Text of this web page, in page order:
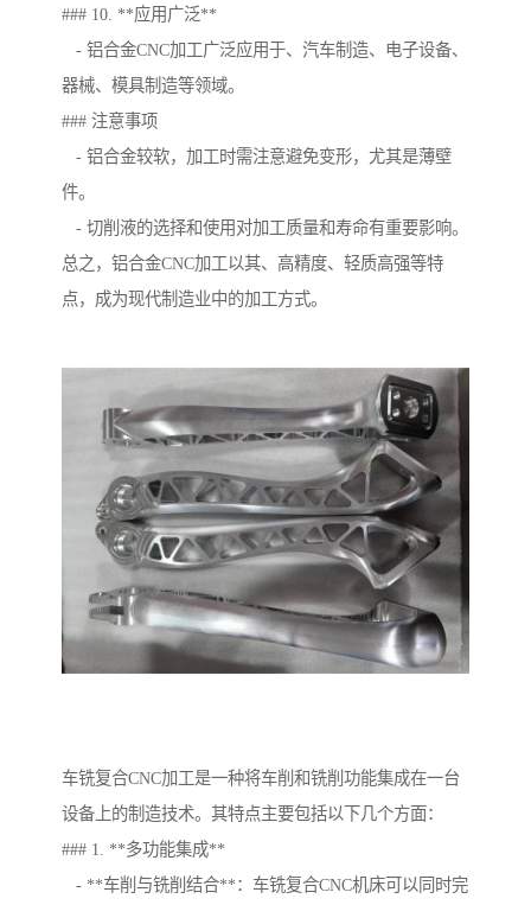
### 10. **应用广泛**
- 铝合金CNC加工广泛应用于、汽车制造、电子设备、
器械、模具制造等领域。
### 注意事项
- 铝合金较软，加工时需注意避免变形，尤其是薄壁
件。
- 切削液的选择和使用对加工质量和寿命有重要影响。
总之，铝合金CNC加工以其、高精度、轻质高强等特
点，成为现代制造业中的加工方式。
车铣复合CNC加工是一种将车削和铣削功能集成在一台
设备上的制造技术。其特点主要包括以下几个方面：
### 1. **多功能集成**
- **车削与铣削结合**：车铣复合CNC机床可以同时完